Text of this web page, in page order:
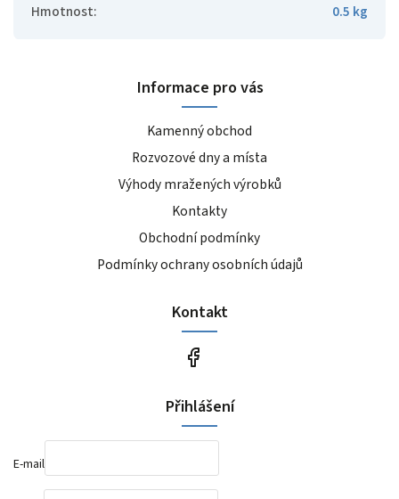
Hmotnost: 0.5 kg
Informace pro vás
Kamenný obchod
Rozvozové dny a místa
Výhody mražených výrobků
Kontakty
Obchodní podmínky
Podmínky ochrany osobních údajů
Kontakt
Přihlášení
E-mail